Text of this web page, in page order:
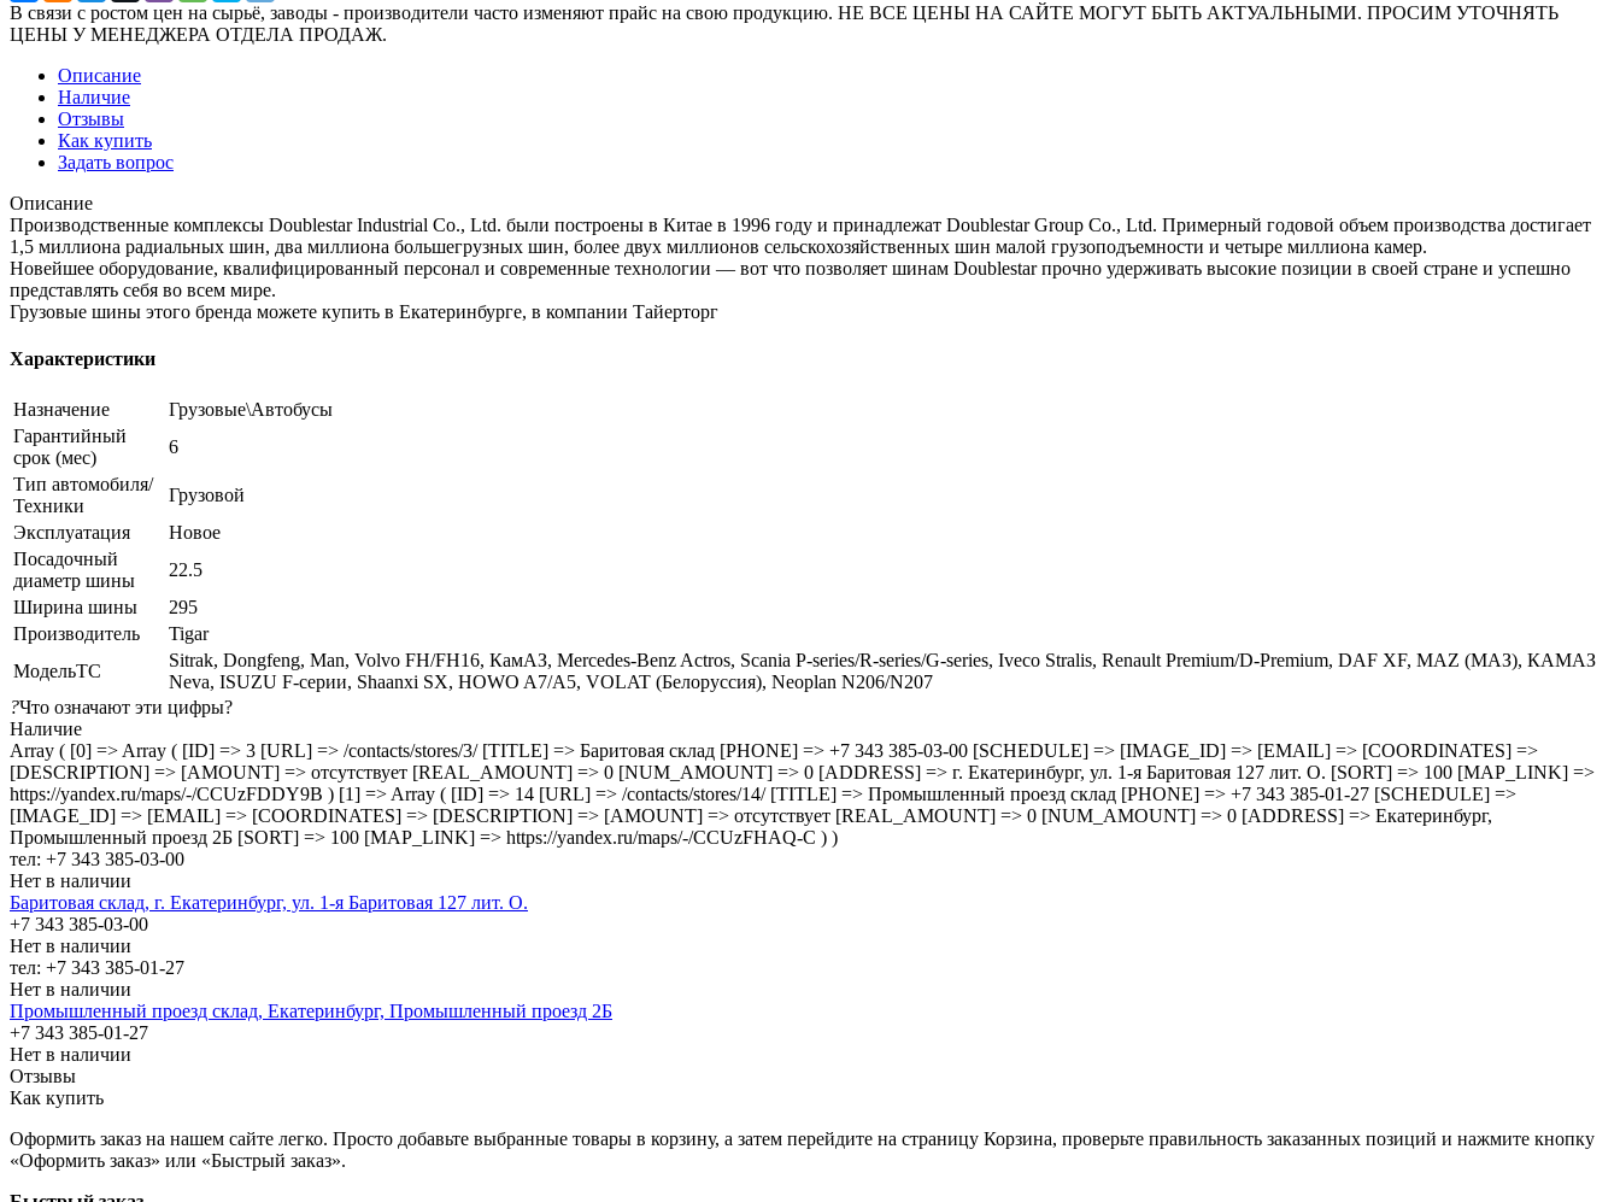
В связи с ростом цен на сырьё, заводы - производители часто изменяют прайс на свою продукцию. НЕ ВСЕ ЦЕНЫ НА САЙТЕ МОГУТ БЫТЬ АКТУАЛЬНЫМИ. ПРОСИМ УТОЧНЯТЬ
ЦЕНЫ У МЕНЕДЖЕРА ОТДЕЛА ПРОДАЖ.
Описание
Наличие
Отзывы
Как купить
Задать вопрос
Описание
Производственные комплексы Doublestar Industrial Co., Ltd. были построены в Китае в 1996 году и принадлежат Doublestar Group Co., Ltd. Примерный годовой объем производства достигает
1,5 миллиона радиальных шин, два миллиона большегрузных шин, более двух миллионов сельскохозяйственных шин малой грузоподъемности и четыре миллиона камер.
Новейшее оборудование, квалифицированный персонал и современные технологии — вот что позволяет шинам Doublestar прочно удерживать высокие позиции в своей стране и успешно
представлять себя во всем мире.
Грузовые шины этого бренда можете купить в Екатеринбурге, в компании Тайерторг
Характеристики
Назначение
Грузовые\Автобусы
Гарантийный
срок (мес)
6
Тип автомобиля/
Техники
Грузовой
Эксплуатация
Новое
Посадочный
диаметр шины
22.5
Ширина шины
295
Производитель
Tigar
МодельТС
Sitrak, Dongfeng, Man, Volvo FH/FH16, КамАЗ, Mercedes-Benz Actros, Scania P-series/R-series/G-series, Iveco Stralis, Renault Premium/D-Premium, DAF XF, MAZ (МАЗ), КАМАЗ
Neva, ISUZU F-серии, Shaanxi SX, HOWO A7/A5, VOLAT (Белоруссия), Neoplan N206/N207
?Что означают эти цифры?
Наличие
Array ( [0] => Array ( [ID] => 3 [URL] => /contacts/stores/3/ [TITLE] => Баритовая склад [PHONE] => +7 343 385-03-00 [SCHEDULE] => [IMAGE_ID] => [EMAIL] => [COORDINATES] =>
[DESCRIPTION] => [AMOUNT] => отсутствует [REAL_AMOUNT] => 0 [NUM_AMOUNT] => 0 [ADDRESS] => г. Екатеринбург, ул. 1-я Баритовая 127 лит. О. [SORT] => 100 [MAP_LINK] =>
https://yandex.ru/maps/-/CCUzFDDY9B ) [1] => Array ( [ID] => 14 [URL] => /contacts/stores/14/ [TITLE] => Промышленный проезд cклад [PHONE] => +7 343 385-01-27 [SCHEDULE] =>
[IMAGE_ID] => [EMAIL] => [COORDINATES] => [DESCRIPTION] => [AMOUNT] => отсутствует [REAL_AMOUNT] => 0 [NUM_AMOUNT] => 0 [ADDRESS] => Екатеринбург,
Промышленный проезд 2Б [SORT] => 100 [MAP_LINK] => https://yandex.ru/maps/-/CCUzFHAQ-C ) )
тел: +7 343 385-03-00
Нет в наличии
Баритовая склад, г. Екатеринбург, ул. 1-я Баритовая 127 лит. О.
+7 343 385-03-00
Нет в наличии
тел: +7 343 385-01-27
Нет в наличии
Промышленный проезд cклад, Екатеринбург, Промышленный проезд 2Б
+7 343 385-01-27
Нет в наличии
Отзывы
Как купить
Оформить заказ на нашем сайте легко. Просто добавьте выбранные товары в корзину, а затем перейдите на страницу Корзина, проверьте правильность заказанных позиций и нажмите кнопку
«Оформить заказ» или «Быстрый заказ».